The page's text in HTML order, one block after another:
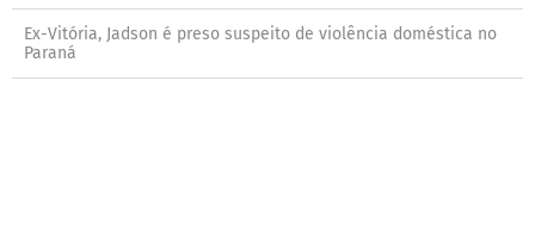
Ex-Vitória, Jadson é preso suspeito de violência doméstica no
Paraná